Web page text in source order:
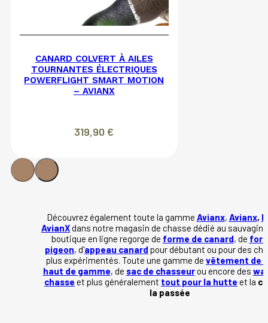
CANARD COLVERT À AILES
TOURNANTES ÉLECTRIQUES
POWERFLIGHT SMART MOTION
– AVIANX
319,90€
Découvrez également toute la gamme Avianx, Avianx,
AvianXdans notre magasin de chasse dédié au
boutique en ligne regorge de forme de canard, de
pigeon, d'appeau canard pour débutant ou pour des
plus expérimentés. Toute une gamme de vêtement de
haut de gamme, de sac de chasseurou encore des
chasse et plus généralement tout pour la hutte et la
la passée